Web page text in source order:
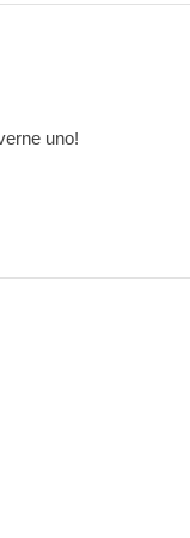
uno!